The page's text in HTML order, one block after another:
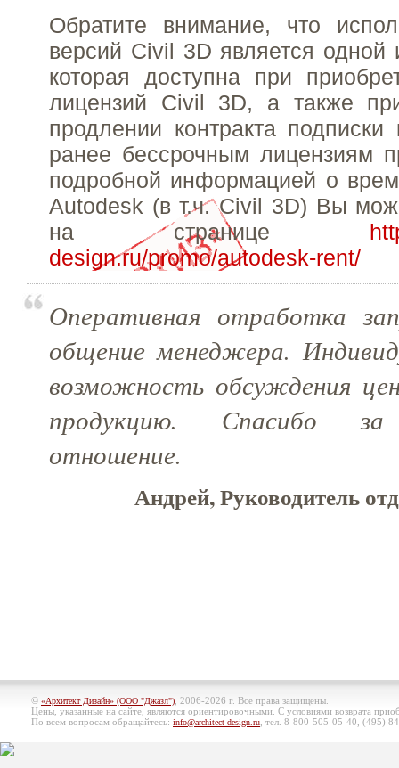
Обратите внимание, что
версий Civil 3D является одной
которая доступна при
лицензий Civil 3D, а также
продлении контракта
ранее бессрочным лицензиям
подробной информацией о
Autodesk (в т.ч. Civil 3D) Вы
на странице
design.ru/promo/autodesk-rent/
Оперативная отработка
общение менеджера.
возможность обсуждения
продукцию. Спасибо за
отношение.
Андрей, Руководитель
© «Архитект Дизайн» (ООО "Джазл") , 2006-2026 г. Все права защищены.
Цены, указанные на сайте, являются ориентировочными. С условиями возврата
По всем вопросам обращайтесь: info@architect-design.ru , тел. 8-800-505-05-40, (495)